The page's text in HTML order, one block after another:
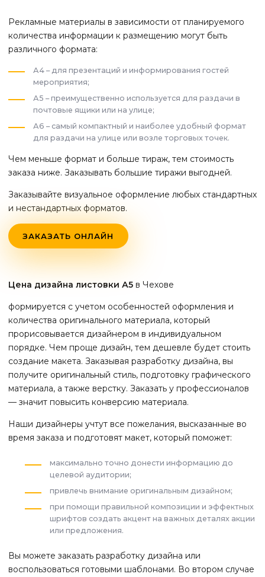
Рекламные материалы в зависимости от планируемого
количества информации к размещению могут быть
различного формата:
А4 – для презентаций и информирования гостей
мероприятия;
А5 – преимущественно используется для раздачи в
почтовые ящики или на улице;
А6 – самый компактный и наиболее удобный формат
для раздачи на улице или возле торговых точек.
Чем меньше формат и больше тираж, тем стоимость
заказа ниже. Заказывать большие тиражи выгодней.
Заказывайте визуальное оформление любых стандартных
и нестандартных форматов.
ЗАКАЗАТЬ ОНЛАЙН
Цена дизайна листовки А5 в Чехове
формируется с учетом особенностей оформления и
количества оригинального материала, который
прорисовывается дизайнером в индивидуальном
порядке. Чем проще дизайн, тем дешевле будет стоить
создание макета. Заказывая разработку дизайна, вы
получите оригинальный стиль, подготовку графического
материала, а также верстку. Заказать у профессионалов
— значит повысить конверсию материала.
Наши дизайнеры учтут все пожелания, высказанные во
время заказа и подготовят макет, который поможет:
максимально точно донести информацию до
целевой аудитории;
привлечь внимание оригинальным дизайном;
при помощи правильной композиции и эффектных
шрифтов создать акцент на важных деталях акции
или предложения.
Вы можете заказать разработку дизайна или
воспользоваться готовыми шаблонами. Во втором случае